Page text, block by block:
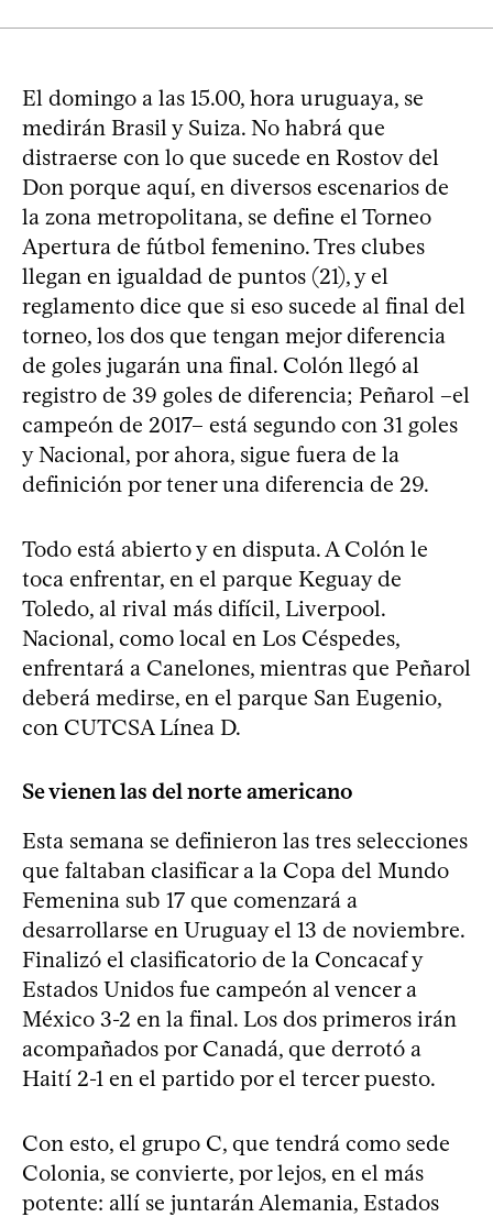
El domingo a las 15.00, hora uruguaya, se
medirán Brasil y Suiza. No habrá que
distraerse con lo que sucede en Rostov del
Don porque aquí, en diversos escenarios de
la zona metropolitana, se define el Torneo
Apertura de fútbol femenino. Tres clubes
llegan en igualdad de puntos (21), y el
reglamento dice que si eso sucede al final del
torneo, los dos que tengan mejor diferencia
de goles jugarán una final. Colón llegó al
registro de 39 goles de diferencia; Peñarol –el
campeón de 2017– está segundo con 31 goles
y Nacional, por ahora, sigue fuera de la
definición por tener una diferencia de 29.
Todo está abierto y en disputa. A Colón le
toca enfrentar, en el parque Keguay de
Toledo, al rival más difícil, Liverpool.
Nacional, como local en Los Céspedes,
enfrentará a Canelones, mientras que Peñarol
deberá medirse, en el parque San Eugenio,
con CUTCSA Línea D.
Se vienen las del norte americano
Esta semana se definieron las tres selecciones
que faltaban clasificar a la Copa del Mundo
Femenina sub 17 que comenzará a
desarrollarse en Uruguay el 13 de noviembre.
Finalizó el clasificatorio de la Concacaf y
Estados Unidos fue campeón al vencer a
México 3-2 en la final. Los dos primeros irán
acompañados por Canadá, que derrotó a
Haití 2-1 en el partido por el tercer puesto.
Con esto, el grupo C, que tendrá como sede
Colonia, se convierte, por lejos, en el más
potente: allí se juntarán Alemania, Estados